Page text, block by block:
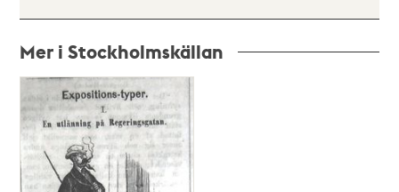
Mer i Stockholmskällan
Relaterade
poster
och
teman